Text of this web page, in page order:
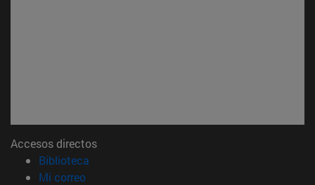
Accesos directos
Biblioteca
Mi correo(abre en nueva ventana)